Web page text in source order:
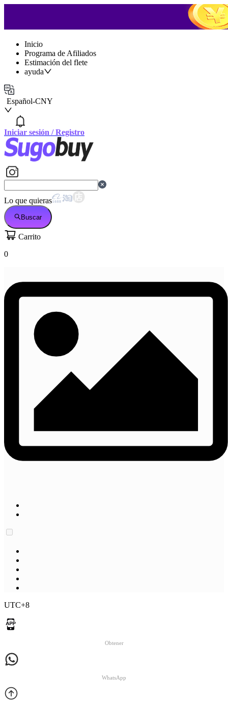
Inicio
Programa de Afiliados
Estimación del flete
ayuda
Español-CNY
Iniciar sesión /Registro
Lo que quieras
Buscar
Carrito
0
UTC+8
Obtener
WhatsApp